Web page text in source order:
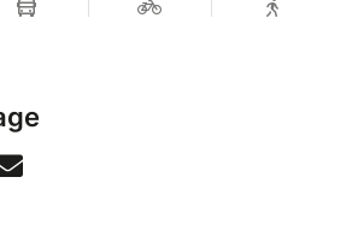
one of his most cherished projects,
has been worked on,
and polished, to become a